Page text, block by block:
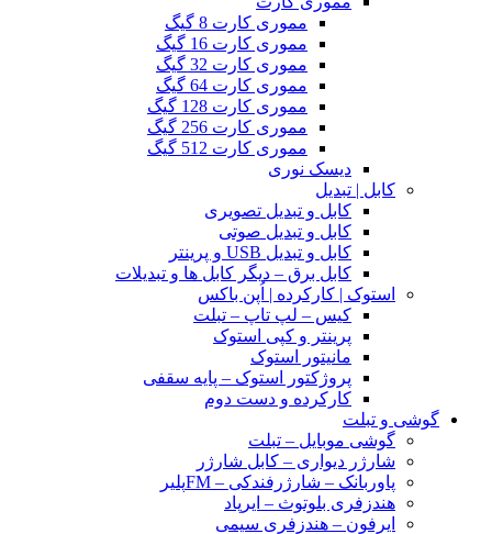
مموری کارت 8 گیگ
مموری کارت 16 گیگ
مموری کارت 32 گیگ
مموری کارت 64 گیگ
مموری کارت 128 گیگ
مموری کارت 256 گیگ
مموری کارت 512 گیگ
دیسک نوری
کابل | تبدیل
کابل و تبدیل تصویری
کابل و تبدیل صوتی
کابل و تبدیل USB و پرینتر
کابل برق – دیگر کابل ها و تبدیلات
استوک | کارکرده | اُپن باکس
کیس – لپ تاپ – تبلت
پرینتر و کپی استوک
مانیتور استوک
پروژکتور استوک – پایه سقفی
کارکرده و دست دوم
گوشی و تبلت
گوشی موبایل – تبلت
شارژر دیواری – کابل شارژر
پاوربانک – شارژرفندکی – FMپلیر
هندزفری بلوتوث – ایرپاد
ایرفون – هندزفری سیمی